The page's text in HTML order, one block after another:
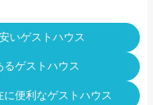
いゲストハウス
るゲストハウス
便利なゲストハウス